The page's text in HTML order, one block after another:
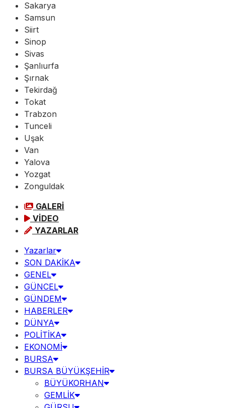
Sakarya
Samsun
Siirt
Sinop
Sivas
Şanlıurfa
Şırnak
Tekirdağ
Tokat
Trabzon
Tunceli
Uşak
Van
Yalova
Yozgat
Zonguldak
GALERİ
VİDEO
YAZARLAR
Yazarlar
SON DAKİKA
GENEL
GÜNCEL
GÜNDEM
HABERLER
DÜNYA
POLİTİKA
EKONOMİ
BURSA
BURSA BÜYÜKŞEHİR
BÜYÜKORHAN
GEMLİK